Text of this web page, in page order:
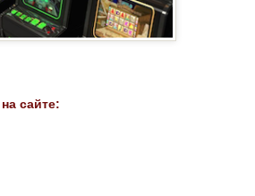
сайте: